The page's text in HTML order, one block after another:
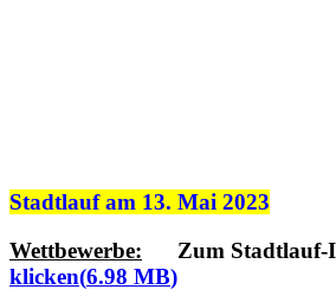
Stadtlauf am 13. Mai 2023
Wettbewerbe:
Zum Stadtlauf-
klicken(6.98 MB)